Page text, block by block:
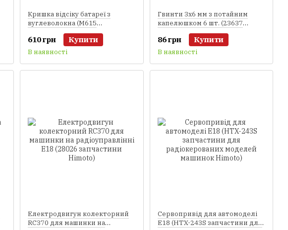
Кришка відсіку батареї з
вуглеволокна (M615
запчастини для
радіокерованих моделей
Himoto)
610 грн Купити
В наявності
Гвинти 3х6 мм з потайним
капелюшком 6 шт. (23637
запчастини для
радіокерованих моделей
Himoto)
86 грн Купити
В наявності
Електродвигун колекторний
RC370 для машинки на
Сервопривід для автомоделі
E18 (HTX-243S запчастини для